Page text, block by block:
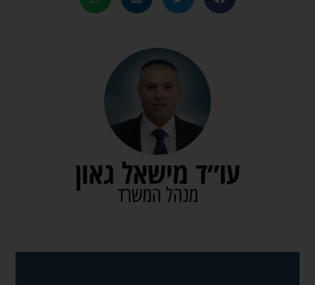
עו״ד מישאל גאון
מנהל המשרד